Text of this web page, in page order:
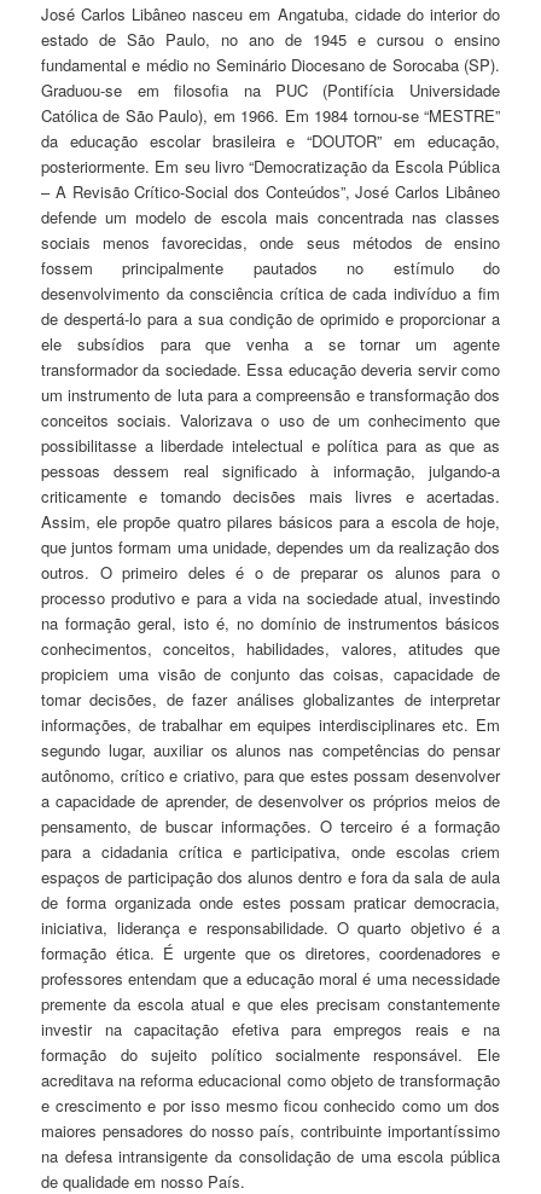
José Carlos Libâneo nasceu em Angatuba, cidade do interior do
estado de São Paulo, no ano de 1945 e cursou o ensino
fundamental e médio no Seminário Diocesano de Sorocaba (SP).
Graduou-se em filosofia na PUC (Pontifícia Universidade
Católica de São Paulo), em 1966. Em 1984 tornou-se “MESTRE”
da educação escolar brasileira e “DOUTOR” em educação,
posteriormente. Em seu livro “Democratização da Escola Pública
– A Revisão Crítico-Social dos Conteúdos”, José Carlos Libâneo
defende um modelo de escola mais concentrada nas classes
sociais menos favorecidas, onde seus métodos de ensino
fossem principalmente pautados no estímulo do
desenvolvimento da consciência crítica de cada indivíduo a fim
de despertá-lo para a sua condição de oprimido e proporcionar a
ele subsídios para que venha a se tornar um agente
transformador da sociedade. Essa educação deveria servir como
um instrumento de luta para a compreensão e transformação dos
conceitos sociais. Valorizava o uso de um conhecimento que
possibilitasse a liberdade intelectual e política para as que as
pessoas dessem real significado à informação, julgando-a
criticamente e tomando decisões mais livres e acertadas.
Assim, ele propõe quatro pilares básicos para a escola de hoje,
que juntos formam uma unidade, dependes um da realização dos
outros. O primeiro deles é o de preparar os alunos para o
processo produtivo e para a vida na sociedade atual, investindo
na formação geral, isto é, no domínio de instrumentos básicos
conhecimentos, conceitos, habilidades, valores, atitudes que
propiciem uma visão de conjunto das coisas, capacidade de
tomar decisões, de fazer análises globalizantes de interpretar
informações, de trabalhar em equipes interdisciplinares etc. Em
segundo lugar, auxiliar os alunos nas competências do pensar
autônomo, crítico e criativo, para que estes possam desenvolver
a capacidade de aprender, de desenvolver os próprios meios de
pensamento, de buscar informações. O terceiro é a formação
para a cidadania crítica e participativa, onde escolas criem
espaços de participação dos alunos dentro e fora da sala de aula
de forma organizada onde estes possam praticar democracia,
iniciativa, liderança e responsabilidade. O quarto objetivo é a
formação ética. É urgente que os diretores, coordenadores e
professores entendam que a educação moral é uma necessidade
premente da escola atual e que eles precisam constantemente
investir na capacitação efetiva para empregos reais e na
formação do sujeito político socialmente responsável. Ele
acreditava na reforma educacional como objeto de transformação
e crescimento e por isso mesmo ficou conhecido como um dos
maiores pensadores do nosso país, contribuinte importantíssimo
na defesa intransigente da consolidação de uma escola pública
de qualidade em nosso País.